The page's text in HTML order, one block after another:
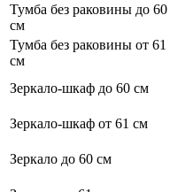
Тумба без раковины до 60
см
Тумба без раковины от 61
см
Зеркало-шкаф до 60 см
Зеркало-шкаф от 61 см
Зеркало до 60 см